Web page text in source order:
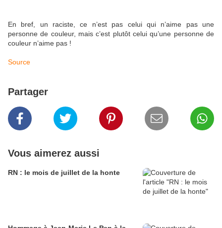
En bref, un raciste, ce n’est pas celui qui n’aime pas une
personne de couleur, mais c’est plutôt celui qu’une personne de
couleur n’aime pas !
Source
Partager
Vous aimerez aussi
RN : le mois de juillet de la honte